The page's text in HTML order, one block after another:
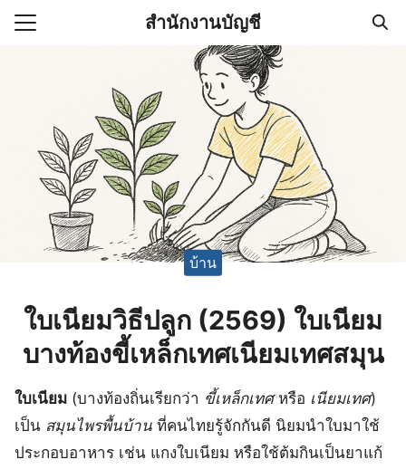
Skip
สำนักงานบัญชี
านบัญชี (Accounting
ช่วยสำคัญในการบริหาร
บ้าน
ใบเนียมวิธีปลูก (2569) ใบเนียม
บางท้องขี้เหล็กเทศเนียมเทศสมุน
ใบเนียม (บางท้องถิ่นเรียกว่า ขี้เหล็กเทศหรือ เนียมเทศ)
เป็น สมุนไพรพื้นบ้าน ที่คนไทยรู้จักกันดี นิยมนำใบมาใช้
ประกอบอาหาร เช่น แกงใบเนียม หรือใช้ต้มกินเป็นยาแก้